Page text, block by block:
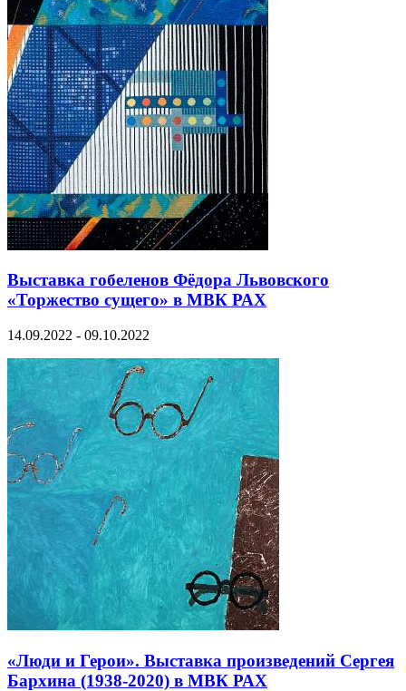
Выставка гобеленов Фёдора Львовского
«Торжество сущего» в МВК РАХ
14.09.2022 - 09.10.2022
«Люди и Герои». Выставка произведений Сергея
Бархина (1938-2020) в МВК РАХ